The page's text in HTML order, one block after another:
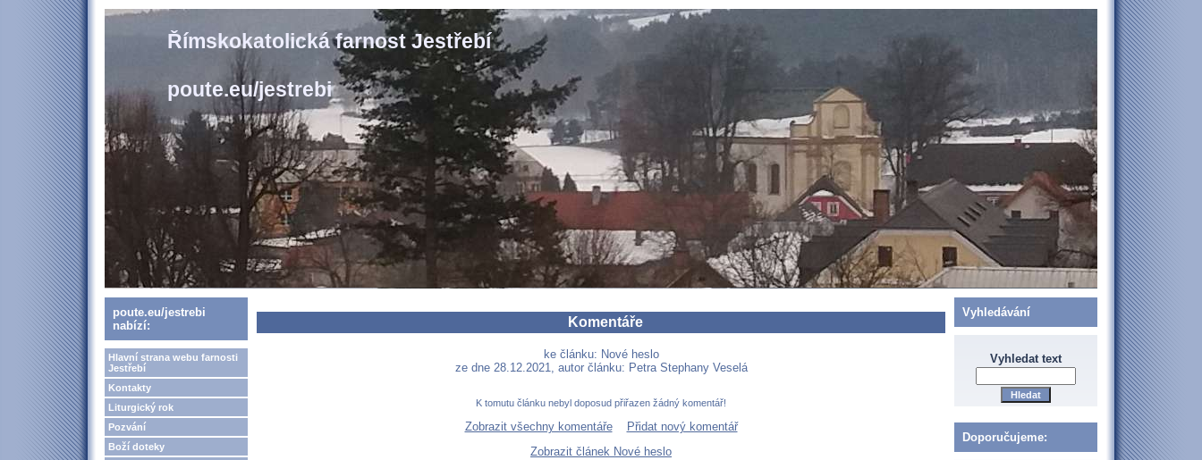
Římskokatolická farnost Jestřebí
poute.eu/jestrebi
poute.eu/jestrebi
nabízí:
Hlavní strana webu farnosti
Jestřebí
Kontakty
Liturgický rok
Pozvání
Boží doteky
Komentáře
ke článku: Nové heslo
ze dne 28.12.2021, autor článku: Petra Stephany Veselá
K tomutu článku nebyl doposud přiřazen žádný komentář!
Zobrazit všechny komentáře
Přidat nový komentář
Zobrazit článek Nové heslo
Vyhledávání
Vyhledat text
Doporučujeme: